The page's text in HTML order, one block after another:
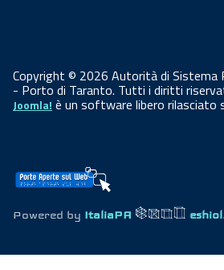
Copyright © 2026 Autorità di Sistema
- Porto di Taranto. Tutti i diritti
Joomla! è un software libero
Powered by ItaliaPA